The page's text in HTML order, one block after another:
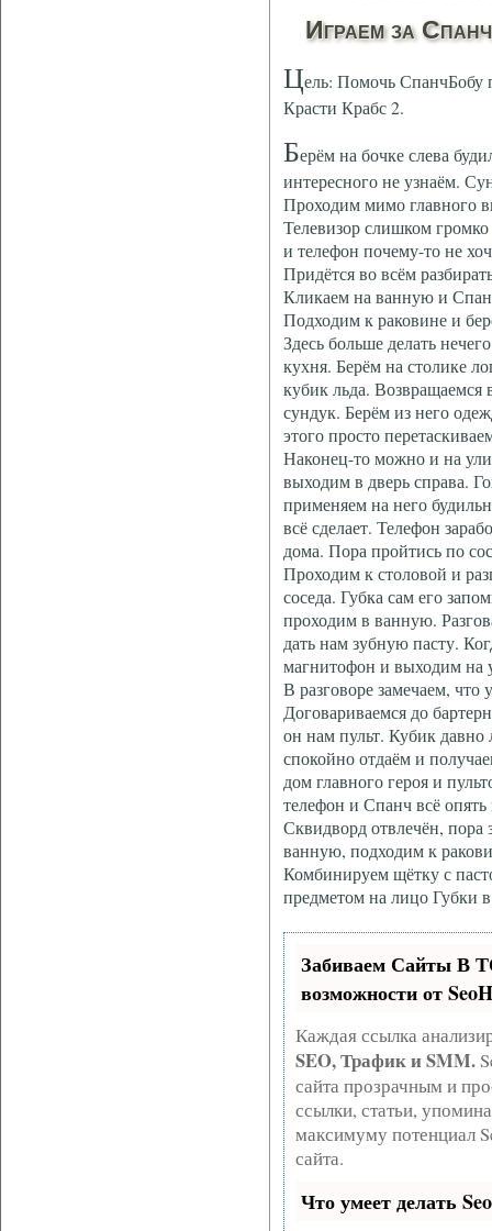
Играем за
Цель: Помочь СпанчБобу
Красти Крабс 2.
Берём на бочке слева
интересного не узнаём.
Проходим мимо главного
Телевизор слишком громко
и телефон почему-то не
Придётся во всём
Кликаем на ванную и
Подходим к раковине и
Здесь больше делать
кухня. Берём на столике
кубик льда.
сундук. Берём из него
этого просто
Наконец-то можно и на
выходим в дверь справа.
применяем на него
всё сделает. Телефон
дома. Пора пройтись по
Проходим к столовой и
соседа. Губка сам его
проходим в ванную.
дать нам зубную пасту.
магнитофон и выходим на
В разговоре замечаем, что
Договариваемся до
он нам пульт. Кубик
спокойно отдаём и
дом главного героя и
телефон и Спанч всё
Сквидворд отвлечён, пора
ванную, подходим к
Комбинируем щётку с
предметом на лицо Губки в
Забиваем Сайты В
возможности от
Каждая ссылка
SEO, Трафик и SMM.
сайта прозрачным и
ссылки, статьи,
максимуму потенциал
сайта.
Что умеет делать